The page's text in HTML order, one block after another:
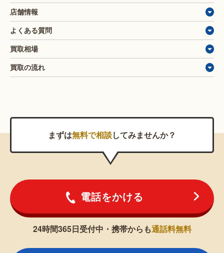
店舗情報
よくある質問
買取相場
買取の流れ
まずは無料で相談してみませんか？
電話をかける
24時間365日受付中・携帯からも通話料無料